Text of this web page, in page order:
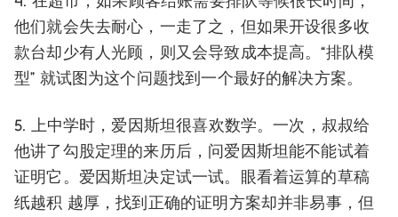
他们就会失去耐心，一走了之，但如果开设很多收
款台却少有人光顾，则又会导致成本提高。“排队模
型” 就试图为这个问题找到一个最好的解决方案。
5. 上中学时，爱因斯坦很喜欢数学。一次，叔叔给
他讲了勾股定理的来历后，问爱因斯坦能不能试着
证明它。爱因斯坦决定试一试。眼看着运算的草稿
纸越积 越厚，找到正确的证明方案却并非易事，但